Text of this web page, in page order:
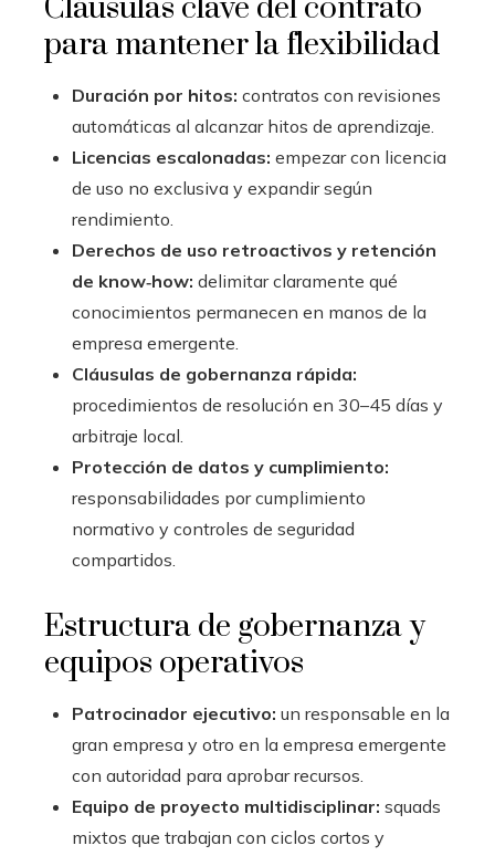
Cláusulas clave del contrato
para mantener la flexibilidad
Duración por hitos: contratos con revisiones
automáticas al alcanzar hitos de aprendizaje.
Licencias escalonadas: empezar con licencia
de uso no exclusiva y expandir según
rendimiento.
Derechos de uso retroactivos y retención
de know‑how: delimitar claramente qué
conocimientos permanecen en manos de la
empresa emergente.
Cláusulas de gobernanza rápida:
procedimientos de resolución en 30–45 días y
arbitraje local.
Protección de datos y cumplimiento:
responsabilidades por cumplimiento
normativo y controles de seguridad
compartidos.
Estructura de gobernanza y
equipos operativos
Patrocinador ejecutivo: un responsable en la
gran empresa y otro en la empresa emergente
con autoridad para aprobar recursos.
Equipo de proyecto multidisciplinar: squads
mixtos que trabajan con ciclos cortos y